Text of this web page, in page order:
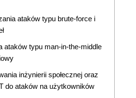
ataków typu brute-force i
ataków typu man-in-the-middle
inżynierii społecznej oraz
do ataków na użytkowników